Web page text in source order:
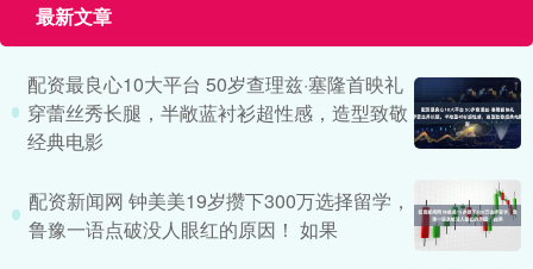
最新文章
配资最良心10大平台 50岁查理兹·塞隆首映礼
穿蕾丝秀长腿，半敞蓝衬衫超性感，造型致敬
经典电影
配资新闻网 钟美美19岁攒下300万选择留学，
鲁豫一语点破没人眼红的原因！ 如果